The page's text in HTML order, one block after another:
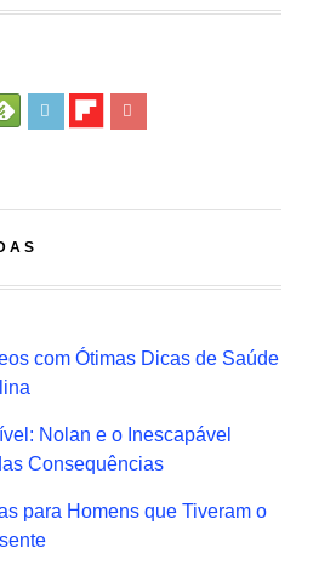
com Ótimas Dicas de Saúde
Nolan e o Inescapável
Consequências
para Homens que Tiveram o